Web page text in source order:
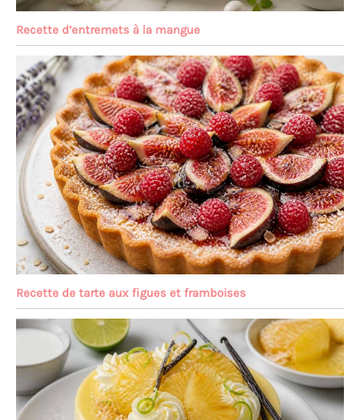
des boîtes adaptées pour
les gâteaux, les tartes, les
pains d'épices, les stollen,
les cupcakes ou les
biscuits de différentes
tailles, en blanc ou en
papier kraft, avec ou sans
fenêtre de visualisation,
pour transporter vos
pâtisseries en toute
sécurité.
Recette d’entremets à la mangue
Recette de tarte aux figues et framboises